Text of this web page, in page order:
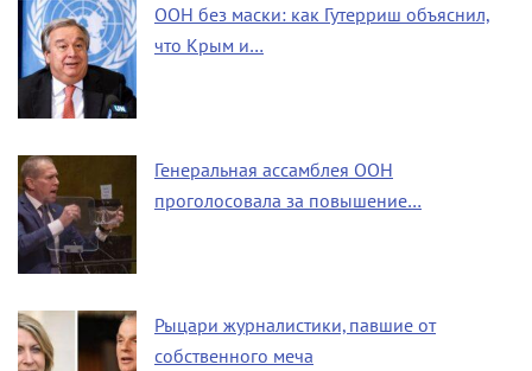
ООН без маски: как Гутерриш объяснил,
что Крым и…
Генеральная ассамблея ООН
проголосовала за повышение…
Рыцари журналистики, павшие от
собственного меча